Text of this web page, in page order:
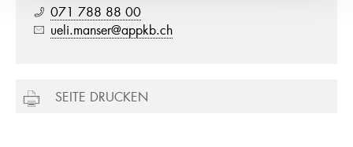
071 788 88 00
ueli.manser@appkb.ch
SEITE DRUCKEN